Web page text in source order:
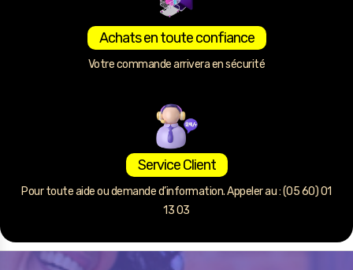
Achats en toute confiance
Votre commande arrivera en sécurité
Service Client
Pour toute aide ou demande d’information. Appeler au : (05 60) 01
13 03